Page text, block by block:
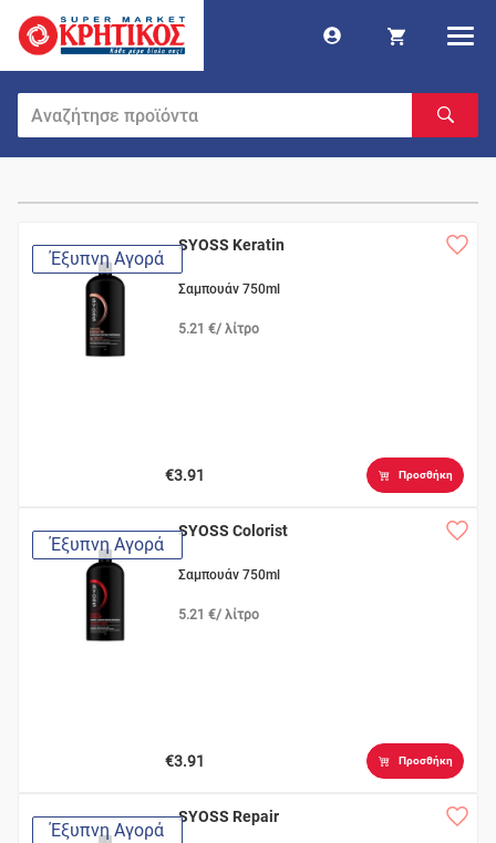
Έξυπνη Αγορά
SYOSS Keratin
Σαμπουάν 750ml
5.21 €/ λίτρο
€3.91 Προσθήκη
Έξυπνη Αγορά
SYOSS Colorist
Σαμπουάν 750ml
5.21 €/ λίτρο
€3.91 Προσθήκη
Έξυπνη Αγορά
SYOSS Repair